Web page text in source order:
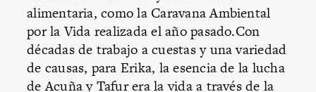
alimentaria, como la Caravana Ambiental
por la Vida realizada el año pasado.Con
décadas de trabajo a cuestas y una variedad
de causas, para Erika, la esencia de la lucha
de Acuña y Tafur era la vida a través de la